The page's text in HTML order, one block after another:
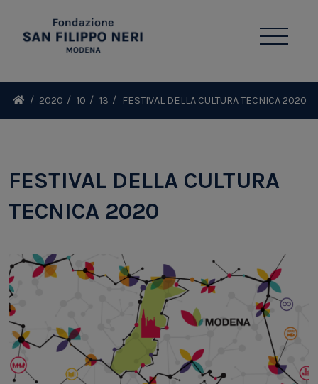
2020 10 13 FESTIVAL DELLA CULTURA TECNICA 2020
FESTIVAL DELLA CULTURA
TECNICA 2020